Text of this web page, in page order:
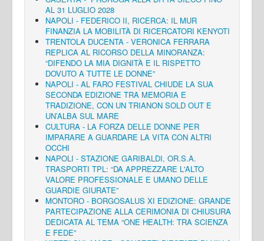
AL 31 LUGLIO 2028
NAPOLI - FEDERICO II, RICERCA: IL MUR
FINANZIA LA MOBILITÀ DI RICERCATORI KENYOTI
TRENTOLA DUCENTA - VERONICA FERRARA
REPLICA AL RICORSO DELLA MINORANZA:
“DIFENDO LA MIA DIGNITÀ E IL RISPETTO
DOVUTO A TUTTE LE DONNE”
NAPOLI - AL FARO FESTIVAL CHIUDE LA SUA
SECONDA EDIZIONE TRA MEMORIA E
TRADIZIONE, CON UN TRIANON SOLD OUT E
UN’ALBA SUL MARE
CULTURA - LA FORZA DELLE DONNE PER
IMPARARE A GUARDARE LA VITA CON ALTRI
OCCHI
NAPOLI - STAZIONE GARIBALDI, OR.S.A.
TRASPORTI TPL: “DA APPREZZARE L'ALTO
VALORE PROFESSIONALE E UMANO DELLE
GUARDIE GIURATE”
MONTORO - BORGOSALUS XI EDIZIONE: GRANDE
PARTECIPAZIONE ALLA CERIMONIA DI CHIUSURA
DEDICATA AL TEMA “ONE HEALTH: TRA SCIENZA
E FEDE”